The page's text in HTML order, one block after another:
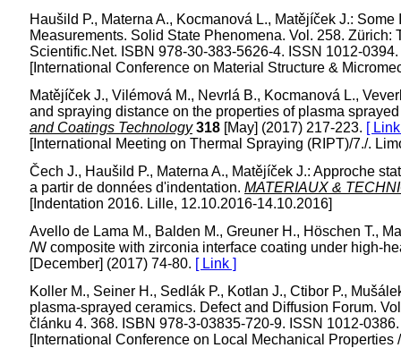
Haušild P., Materna A., Kocmanová L., Matějíček J.:
Measurements. Solid State Phenomena. Vol. 258.
Scientific.Net. ISBN 978-30-383-5626-4. ISSN 1012-0394.
[International Conference on Material Structure &
Matějíček J., Vilémová M., Nevrlá B., Kocmanová L.,
and spraying distance on the properties of plasma
and Coatings Technology 318 [May] (2017) 217-223. [
[International Meeting on Thermal Spraying (RIPT)/7./.
Čech J., Haušild P., Materna A., Matějíček J.: Approche
a partir de données d'indentation. MATERIAUX &
[Indentation 2016. Lille, 12.10.2016-14.10.2016]
Avello de Lama M., Balden M., Greuner H., Höschen T.,
/W composite with zirconia interface coating under high-
[December] (2017) 74-80. [ Link ]
Koller M., Seiner H., Sedlák P., Kotlan J., Ctibor P.,
plasma-sprayed ceramics. Defect and Diffusion Forum.
článku 4. 368. ISBN 978-3-03835-720-9. ISSN 1012-
[International Conference on Local Mechanical Properties